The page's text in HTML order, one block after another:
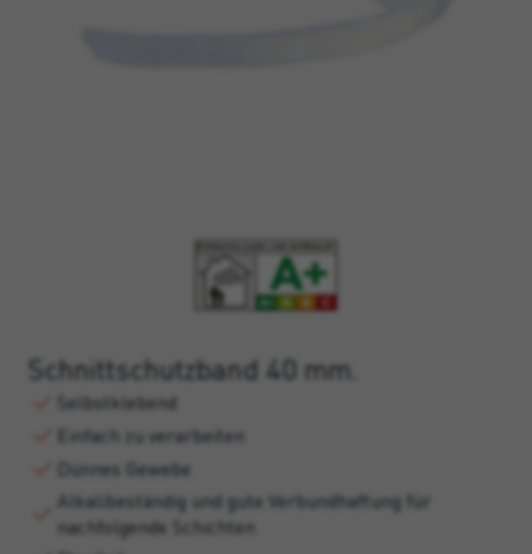
Schnittschutzband 40 mm.
Selbstklebend
Einfach zu verarbeiten
Dünnes Gewebe
Alkalibeständig und gute Verbundhaftung für
nachfolgende Schichten